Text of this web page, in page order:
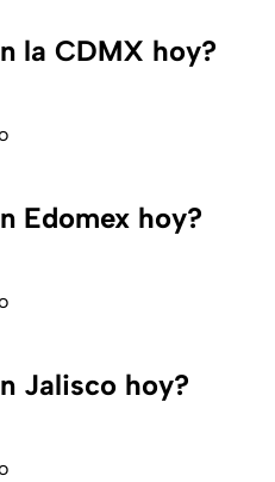
la CDMX hoy?
Edomex hoy?
Jalisco hoy?